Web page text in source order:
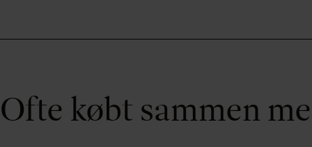
Ofte købt sammen